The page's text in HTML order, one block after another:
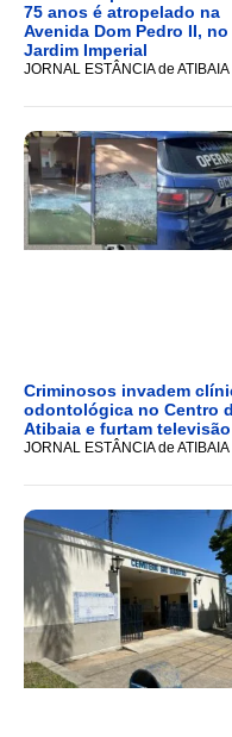
75 anos é atropelado na
Avenida Dom Pedro II, no
Jardim Imperial
JORNAL ESTÂNCIA de ATIBAIA
Criminosos invadem
odontológica no Centro
Atibaia e furtam televisão
JORNAL ESTÂNCIA de ATIBAIA